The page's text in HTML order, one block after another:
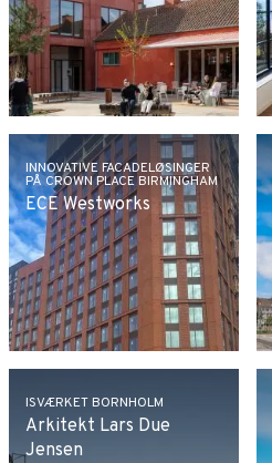
INNOVATIVE FACADELØSINGER
PÅ CROWN PLACE BIRMINGHAM
ECE Westworks
ISVÆRKET BORNHOLM
Arkitekt Lars Due
Jensen